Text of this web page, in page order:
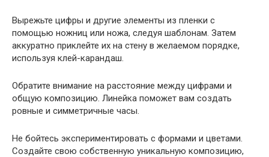
Вырежьте цифры и другие элементы из пленки с
помощью ножниц или ножа, следуя шаблонам. Затем
аккуратно приклейте их на стену в желаемом порядке,
используя клей-карандаш.
Обратите внимание на расстояние между цифрами и
общую композицию. Линейка поможет вам создать
ровные и симметричные часы.
Не бойтесь экспериментировать с формами и цветами.
Создайте свою собственную уникальную композицию,